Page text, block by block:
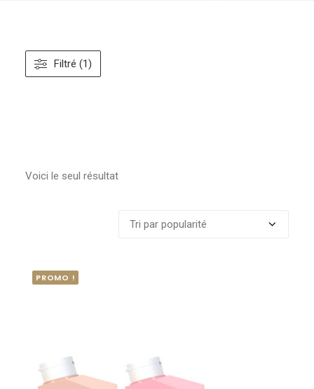
Filtré (1)
Voici le seul résultat
PROMO !